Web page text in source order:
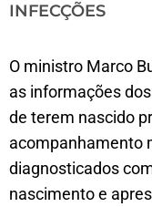
INFECÇÕES
O ministro Marco
as informações
de terem nascido
acompanhamento
diagnosticados
nascimento e